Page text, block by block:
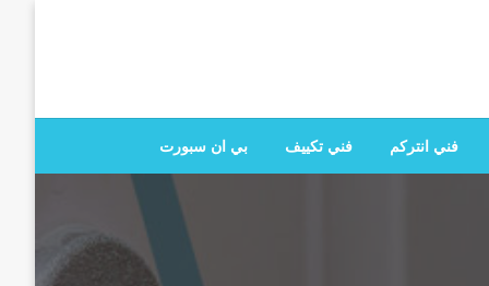
جميع الخدمات المنزلية في الكويت
فني انتركم فني تكييف بي ان سبورت